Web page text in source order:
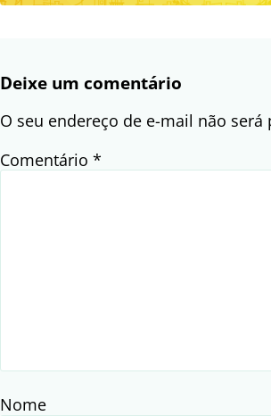
Deixe um comentário
O seu endereço de e-mail não será
Comentário *
Nome